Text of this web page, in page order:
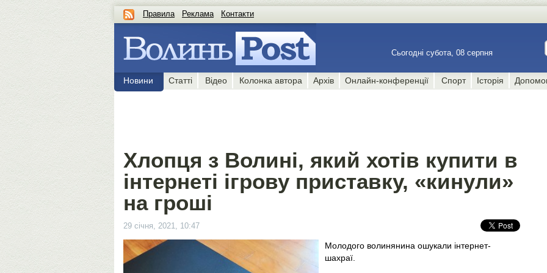
Правила Реклама Контакти
Сьогодні субота, 08 серпня
Новини Статті Відео Колонка автора Архів Онлайн-конференції Спорт Історія
Хлопця з Волині, який хотів купити в
інтернеті ігрову приставку, «кинули»
на гроші
29 січня, 2021, 10:47
Молодого волинянина ошукали інтернет-
шахраї.